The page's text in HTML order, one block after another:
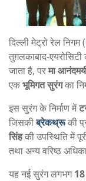
दिल्ली मेट्रो रेल निगम (
तुग़लकाबाद-
जाता है, परमा
एकभूमिगत सुरंगका
इस सुरंग के निर्माण में
जिसकीब्रेकथ्रूकी
सिंहकी उपस्थिति में
तथा अन्य वरिष्ठ
यह नई सुरंग लगभग18